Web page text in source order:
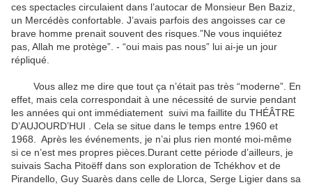
ces spectacles circulaient dans l’autocar de Monsieur Ben Baziz,
un Mercédès confortable. J’avais parfois des angoisses car ce
brave homme prenait souvent des risques.”Ne vous inquiétez
pas, Allah me protège”. - “oui mais pas nous” lui ai-je un jour
répliqué.
Vous allez me dire que tout ça n’était pas très “moderne”. En
effet, mais cela correspondait à une nécessité de survie pendant
les années qui ont immédiatement suivi ma faillite du THÉÂTRE
D’AUJOURD’HUI . Cela se situe dans le temps entre 1960 et
1968. Après les événements, je n’ai plus rien monté moi-même
si ce n’est mes propres pièces.Durant cette période d’ailleurs, je
suivais Sacha Pitoëff dans son exploration de Tchékhov et de
Pirandello, Guy Suarès dans celle de Llorca, Serge Ligier dans sa